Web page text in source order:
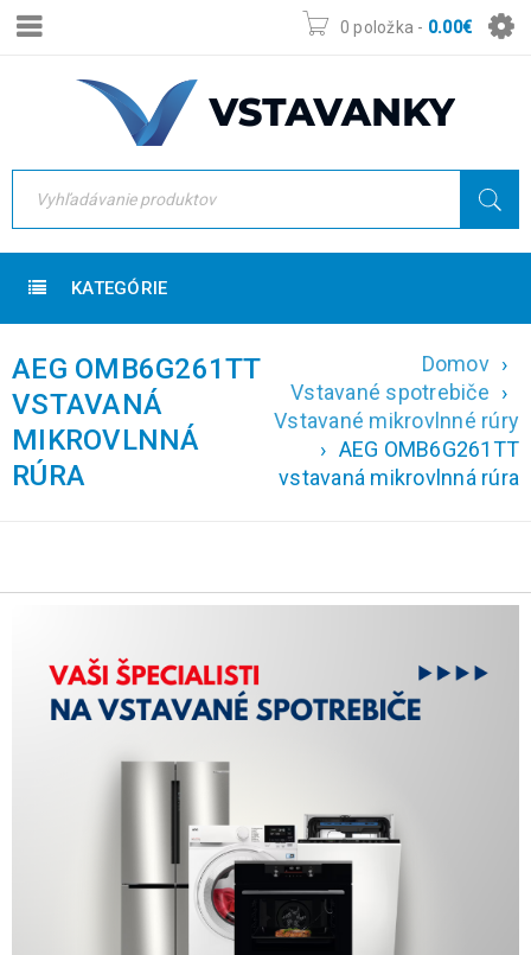
0 položka - 0.00€
KATEGÓRIE
AEG OMB6G261TT
VSTAVANÁ
MIKROVLNNÁ
RÚRA
Domov ›
Vstavané spotrebiče ›
Vstavané mikrovlnné rúry
› AEG OMB6G261TT
vstavaná mikrovlnná rúra